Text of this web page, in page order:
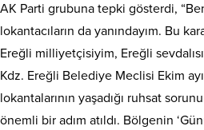
AK Parti grubuna tepki gösterdi,
lokantacıların da yanındayım. Bu
Ereğli milliyetçisiyim, Ereğli
Kdz. Ereğli Belediye Meclisi Ekim
lokantalarının yaşadığı ruhsat
önemli bir adım atıldı. Bölgenin